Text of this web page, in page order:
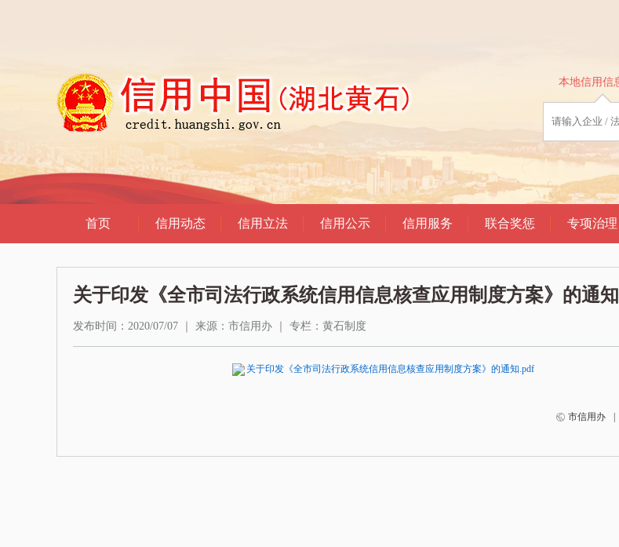
关于印发《全市司法行政系统信用信息核查应用制度方案》的通知
发布时间：2020/07/07 来源：市信用办 专栏： 黄石制度
关于印发《全市司法行政系统信用信息核查应用制度方案》的通知.pdf
市信用办 |